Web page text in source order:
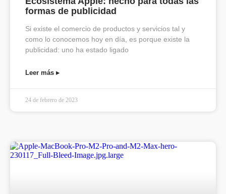
formas de publicidad
Si existe el comercio de productos y servicios tal y
como lo conocemos hoy en día, es porque existe la
publicidad: uno ha estado ligado
Leer más ▸
24 de febrero de 2023